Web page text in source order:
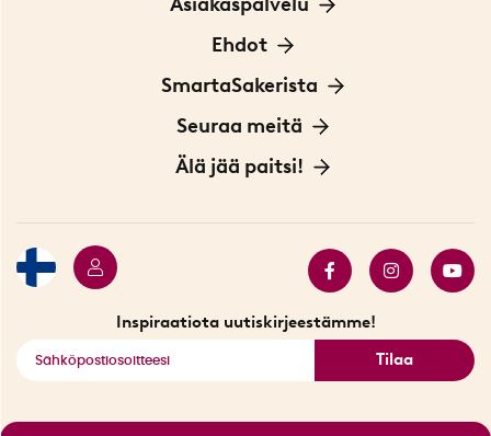
Ota yhteyttä
Ehdot
Tietoa evästeistä
Yksityisyydensuoja
Sopimusehdot
SmartaSakerista
Meistä
Myymälä Tukholmassa
Seuraa meitä
Innovaattoriblogi
Älä jää paitsi!
Inspiraatiota uutiskirjeestämme!
Tilaa